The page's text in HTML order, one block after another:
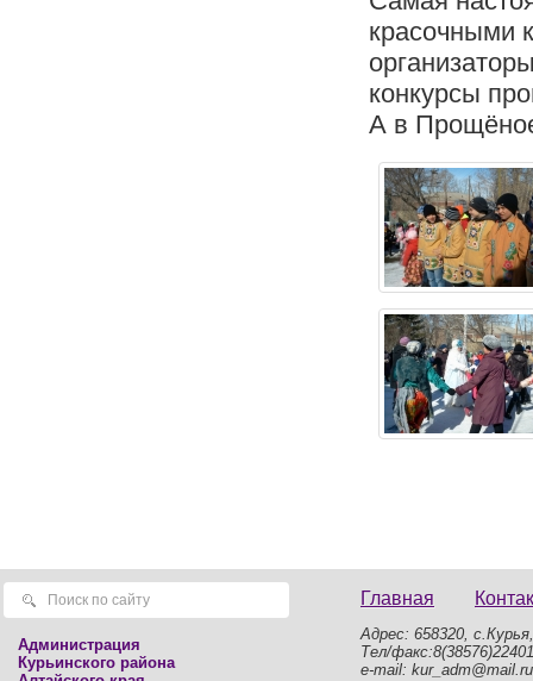
красочными
конкурсы
А в
Администрация
Курьинского района
Главная
Адрес: 658320,
Тел/факс:8(38576)22401
e-mail: kur_adm@mail.ru